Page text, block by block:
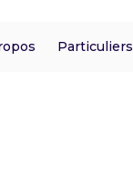
Particuliers